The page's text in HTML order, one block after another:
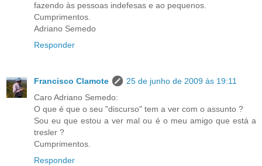
fazendo às pessoas indefesas e ao pequenos.
Cumprimentos.
Adriano Semedo
Responder
Francisco Clamote
25 de junho de 2009 às 19:11
Caro Adriano Semedo:
O que é que o seu "discurso" tem a ver com o assunto ?
Sou eu que estou a ver mal ou é o meu amigo que está a
tresler ?
Cumprimentos.
Responder